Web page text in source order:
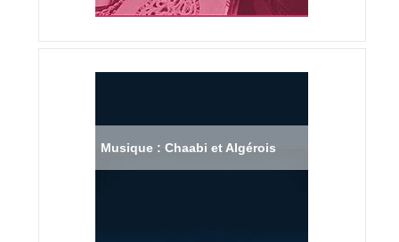
Musique : Chaabi et Algérois